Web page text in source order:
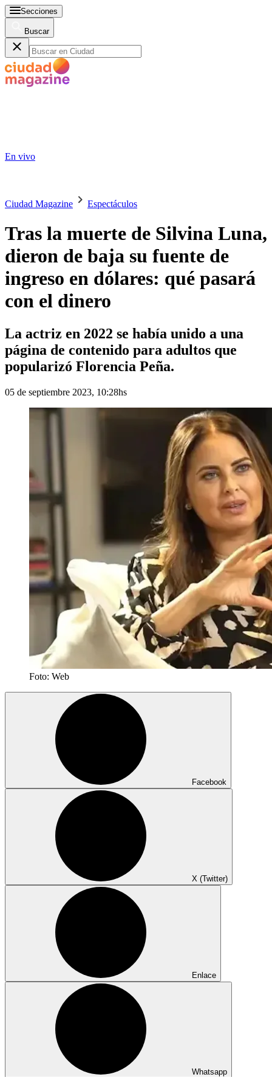
Secciones
Buscar
En vivo
Ciudad Magazine Espectáculos
Tras la muerte de Silvina Luna,
dieron de baja su fuente de
ingreso en dólares: qué pasará
con el dinero
La actriz en 2022 se había unido a una
página de contenido para adultos que
popularizó Florencia Peña.
05 de septiembre 2023, 10:28hs
Foto: Web
Facebook
X (Twitter)
Enlace
Whatsapp